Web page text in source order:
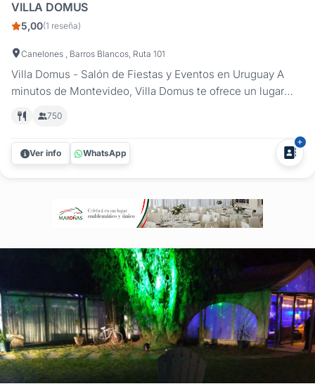
VILLA DOMUS
5,00(1 reseña)
Canelones , Barros Blancos, Ruta 101
Villa Domus - Salón de Fiestas y Eventos en Uruguay A
minutos de Montevideo, Villa Domus te ofrece un lugar
celebraciones manteniendo un alto nivel de elegancia,
calidad y servicio. Las instalaciones cuentan con: Patio
estilo romano, techado, con...
750
Ver info WhatsApp